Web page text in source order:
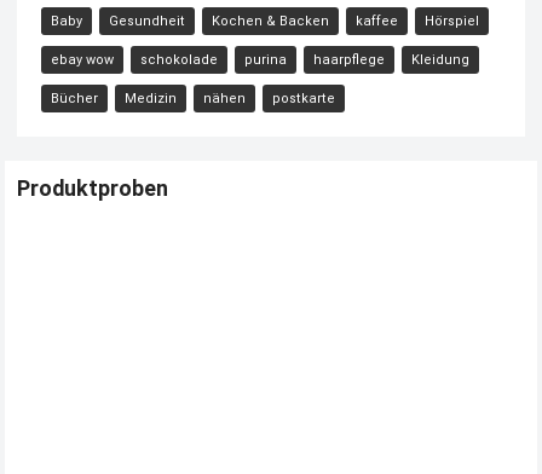
Baby Gesundheit Kochen & Backen kaffee Hörspiel
ebay wow schokolade purina haarpflege Kleidung
Bücher Medizin nähen postkarte
Produktproben